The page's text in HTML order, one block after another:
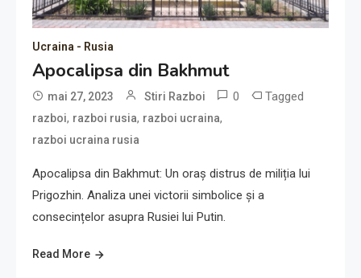
Ucraina - Rusia
Apocalipsa din Bakhmut
mai 27, 2023 Stiri Razboi 0 Tagged
razboi, razboi rusia, razboi ucraina,
razboi ucraina rusia
Apocalipsa din Bakhmut: Un oraș distrus de miliția lui
Prigozhin. Analiza unei victorii simbolice și a
consecințelor asupra Rusiei lui Putin.
Read More